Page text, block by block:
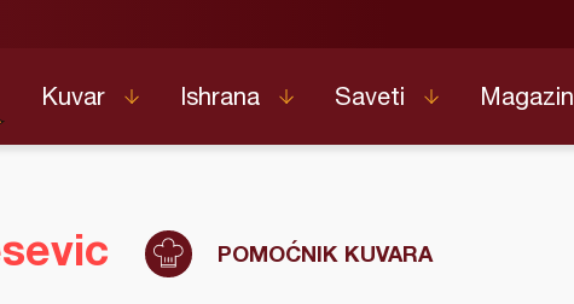
Kuvar Ishrana Saveti Magazin
POMOĆNIK KUVARA